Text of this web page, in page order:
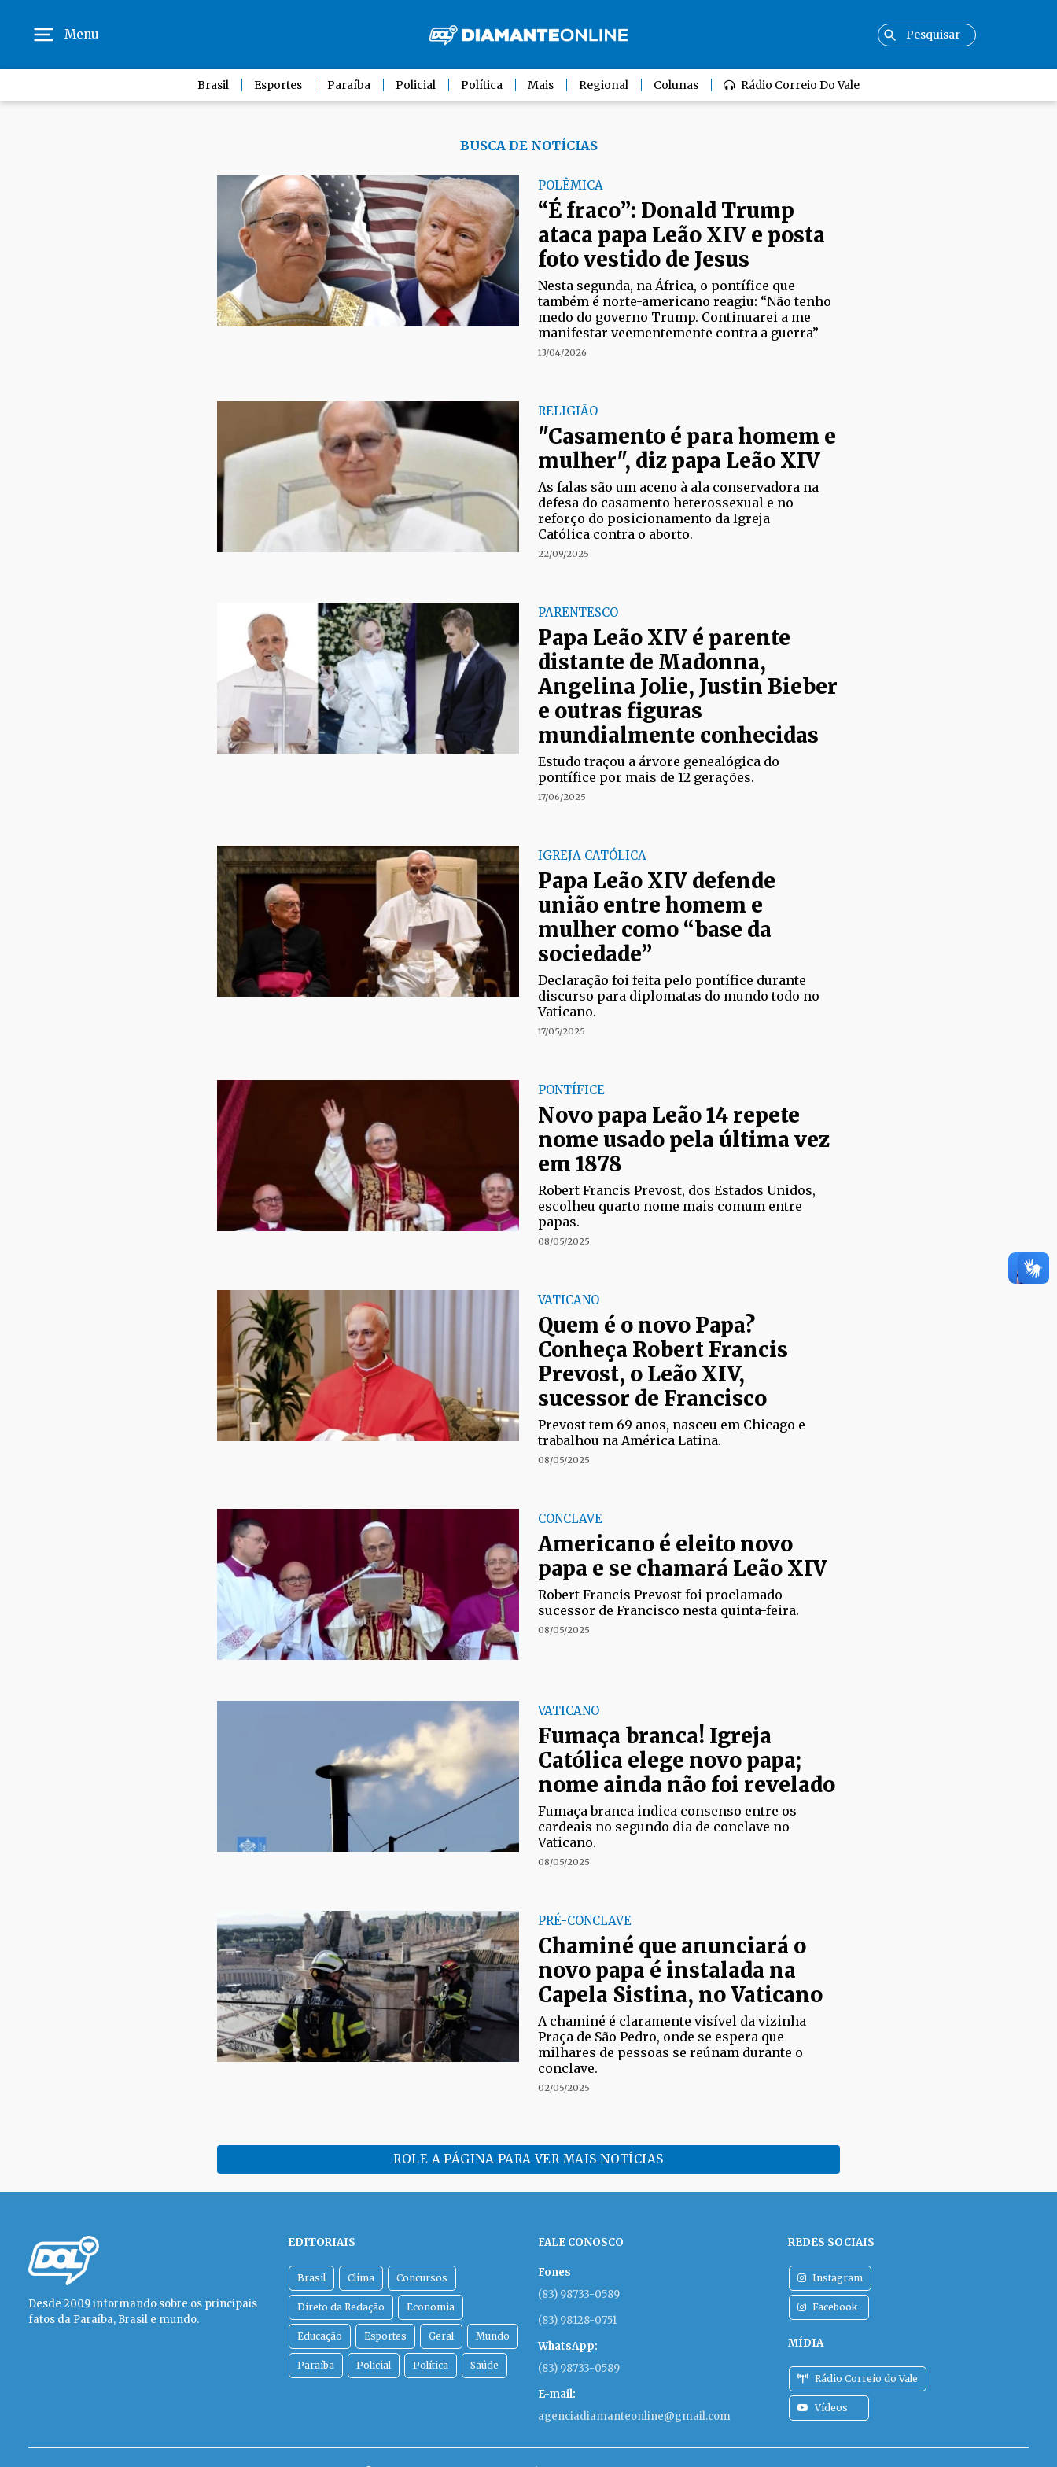
Menu
Brasil Esportes Paraíba Policial Política Mais Regional Colunas Rádio Correio Do Vale
BUSCA DE NOTÍCIAS
POLÊMICA
“É fraco”: Donald Trump
ataca papa Leão XIV e posta
foto vestido de Jesus
Nesta segunda, na África, o pontífice que
também é norte-americano reagiu: “Não tenho
medo do governo Trump. Continuarei a me
manifestar veementemente contra a guerra”
13/04/2026
RELIGIÃO
"Casamento é para homem e
mulher", diz papa Leão XIV
As falas são um aceno à ala conservadora na
defesa do casamento heterossexual e no
reforço do posicionamento da Igreja
Católica contra o aborto.
22/09/2025
PARENTESCO
Papa Leão XIV é parente
distante de Madonna,
Angelina Jolie, Justin Bieber
e outras figuras
mundialmente conhecidas
Estudo traçou a árvore genealógica do
pontífice por mais de 12 gerações.
17/06/2025
IGREJA CATÓLICA
Papa Leão XIV defende
união entre homem e
mulher como “base da
sociedade”
Declaração foi feita pelo pontífice durante
discurso para diplomatas do mundo todo no
Vaticano.
17/05/2025
PONTÍFICE
Novo papa Leão 14 repete
nome usado pela última vez
em 1878
Robert Francis Prevost, dos Estados Unidos,
escolheu quarto nome mais comum entre
papas.
08/05/2025
VATICANO
Quem é o novo Papa?
Conheça Robert Francis
Prevost, o Leão XIV,
sucessor de Francisco
Prevost tem 69 anos, nasceu em Chicago e
trabalhou na América Latina.
08/05/2025
CONCLAVE
Americano é eleito novo
papa e se chamará Leão XIV
Robert Francis Prevost foi proclamado
sucessor de Francisco nesta quinta-feira.
08/05/2025
VATICANO
Fumaça branca! Igreja
Católica elege novo papa;
nome ainda não foi revelado
Fumaça branca indica consenso entre os
cardeais no segundo dia de conclave no
Vaticano.
08/05/2025
PRÉ-CONCLAVE
Chaminé que anunciará o
novo papa é instalada na
Capela Sistina, no Vaticano
A chaminé é claramente visível da vizinha
Praça de São Pedro, onde se espera que
milhares de pessoas se reúnam durante o
conclave.
02/05/2025
ROLE A PÁGINA PARA VER MAIS NOTÍCIAS
Desde 2009 informando sobre os principais
fatos da Paraíba, Brasil e mundo.
EDITORIAIS
Brasil Clima Concursos
Direto da Redação Economia
Educação Esportes Geral Mundo
Paraíba Policial Política Saúde
FALE CONOSCO
Fones
(83) 98733-0589
(83) 98128-0751
WhatsApp:
(83) 98733-0589
E-mail:
agenciadiamanteonline@gmail.com
REDES SOCIAIS
Instagram
Facebook
MÍDIA
Rádio Correio do Vale
Vídeos